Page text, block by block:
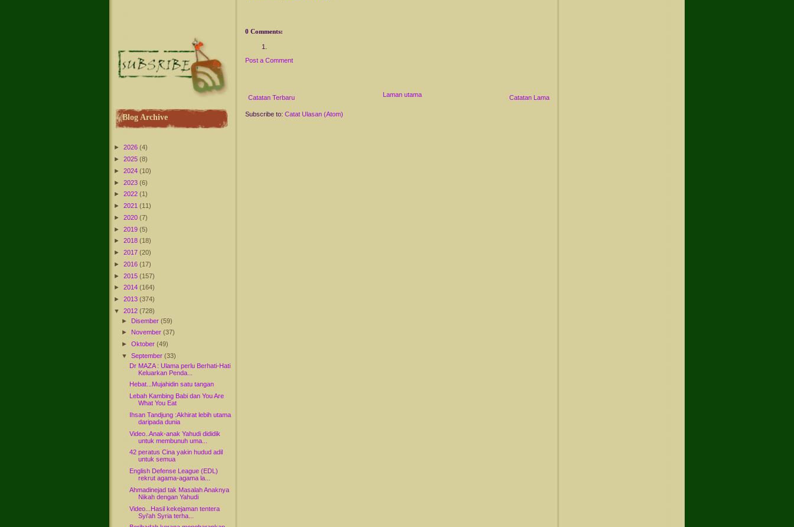
Blog Archive
► 2026 (4)
► 2025 (8)
► 2024 (10)
► 2023 (6)
► 2022 (1)
► 2021 (11)
► 2020 (7)
► 2019 (5)
► 2018 (18)
► 2017 (20)
► 2016 (17)
► 2015 (157)
► 2014 (164)
► 2013 (374)
▼
2012 (728)
► Disember(59)
► November(37)
►Oktober(49)
▼
September(33)
Dr MAZA : Ulama perlu Berhati-Hati
Keluarkan Penda...
Hebat...Mujahidin satu tangan
Lebah Kambing Babi dan You Are
What You Eat
Ihsan Tandjung :Akhirat lebih utama
daripada dunia
Video..Anak-anak Yahudi dididik
untuk membunuh uma...
42 peratus Cina yakin hudud adil
untuk semua
English Defense League (EDL)
rekrut agama-agama la...
Ahmadinejad tak Masalah Anaknya
Nikah dengan Yahudi
Video...Hasil kekejaman tentera
Syi'ah Syria terha...
0 Comments:
Post a Comment
Catatan Terbaru Catatan Lama
Laman utama
Subscribe to: Catat Ulasan (Atom)